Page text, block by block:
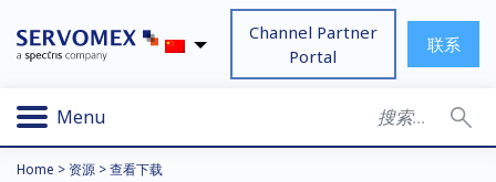
Channel Partner
Portal
联系
Menu
Home > 资源 >查看下载